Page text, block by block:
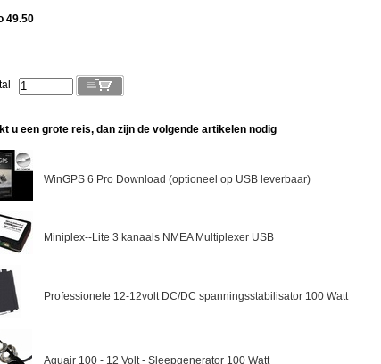
49.50
u een grote reis, dan zijn de volgende artikelen nodig
WinGPS 6 Pro Download (optioneel op USB leverbaar)
Miniplex--Lite 3 kanaals NMEA Multiplexer USB
Professionele 12-12volt DC/DC spanningsstabilisator 100 Watt
Aquair 100 - 12 Volt - Sleepgenerator 100 Watt